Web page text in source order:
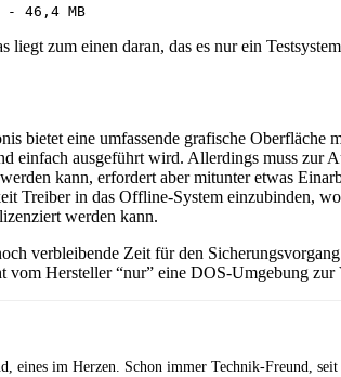
46,4 MB
zum einen daran, das es nur ein
bietet eine umfassende grafische
einfach ausgeführt wird. Allerdings muss
kann, erfordert aber mitunter etwas
Treiber in das Offline-System einzubinden,
werden kann.
verbleibende Zeit für den
vom Hersteller “nur” eine DOS-Umgebung
eines im Herzen. Schon immer Technik-Freund,